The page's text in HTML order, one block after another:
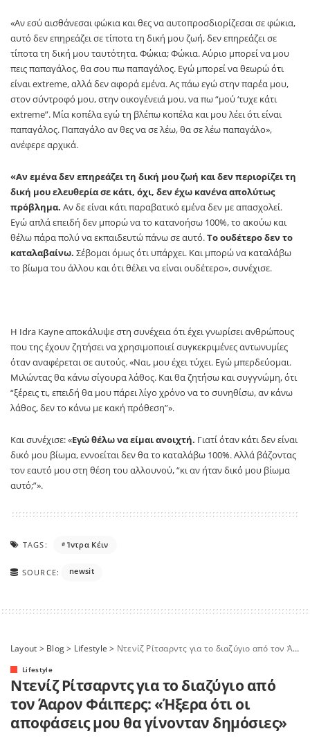
«Αν εσύ αισθάνεσαι φώκια και θες να αυτοπροσδιορίζεσαι σε φώκια,
αυτό δεν επηρεάζει σε τίποτα τη δική μου ζωή, δεν επηρεάζει σε
τίποτα τη δική μου ταυτότητα. Φώκια; Φώκια. Αύριο μπορεί να μου
πεις παπαγάλος, θα σου πω παπαγάλος. Εγώ μπορεί να θεωρώ ότι
είναι extreme, αλλά δεν αφορά εμένα. Ας πάω εγώ στην παρέα μου,
στον σύντροφό μου, στην οικογένειά μου, να πω “μού ‘τυχε κάτι
extreme”. Μία κοπέλα εγώ τη βλέπω κοπέλα και μου λέει ότι είναι
παπαγάλος. Παπαγάλο αν θες να σε λέω, θα σε λέω παπαγάλο»,
ανέφερε αρχικά.
«Αν εμένα δεν επηρεάζει τη δική μου ζωή και δεν περιορίζει τη
δική μου ελευθερία σε κάτι, όχι, δεν έχω κανένα απολύτως
πρόβλημα. Αν δε είναι κάτι παραβατικό εμένα δεν με απασχολεί.
Εγώ απλά επειδή δεν μπορώ να το κατανοήσω 100%, το ακούω και
θέλω πάρα πολύ να εκπαιδευτώ πάνω σε αυτό.Το ουδέτερο δεν το
καταλαβαίνω. Σέβομαι όμως ότι υπάρχει. Και μπορώ να καταλάβω
το βίωμα του άλλου και ότι θέλει να είναι ουδέτερο», συνέχισε.
Η Idra Kayne αποκάλυψε στη συνέχεια ότι έχει γνωρίσει ανθρώπους
που της έχουν ζητήσει να χρησιμοποιεί συγκεκριμένες αντωνυμίες
όταν αναφέρεται σε αυτούς. «Ναι, μου έχει τύχει. Εγώ μπερδεύομαι.
Μιλώντας θα κάνω σίγουρα λάθος. Και θα ζητήσω και συγγνώμη, ότι
“ξέρεις τι, επειδή θα μου πάρει λίγο χρόνο να το συνηθίσω, αν κάνω
λάθος, δεν το κάνω με κακή πρόθεση”».
Και συνέχισε: «Εγώ θέλω να είμαι ανοιχτή. Γιατί όταν κάτι δεν είναι
δικό μου βίωμα, εννοείται δεν θα το καταλάβω 100%. Αλλά βάζοντας
τον εαυτό μου στη θέση του αλλουνού, “κι αν ήταν δικό μου βίωμα
αυτό;”».
TAGS: Ίντρα Κέιν
SOURCE: newsit
Layout > Blog> Lifestyle > Ντενίζ Ρίτσαρντς για το διαζύγιο από τον Άαρον Φάιπερς: «Ήξερα ότι οι αποφάσεις μου θα γίνονταν δημόσιες»
Lifestyle
Ντενίζ Ρίτσαρντς για το διαζύγιο από
τον Άαρον Φάιπερς: «Ήξερα ότι οι
αποφάσεις μου θα γίνονταν δημόσιες»